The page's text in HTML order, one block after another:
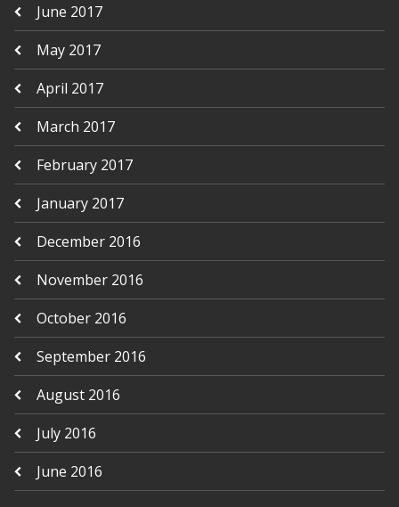
June 2017
May 2017
April 2017
March 2017
February 2017
January 2017
December 2016
November 2016
October 2016
September 2016
August 2016
July 2016
June 2016